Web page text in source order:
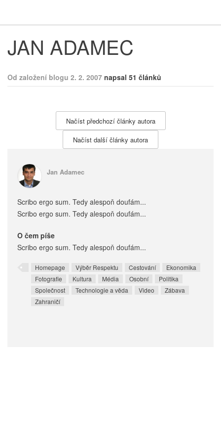
JAN ADAMEC
Od založení blogu 2. 2. 2007 napsal 51 článků
Načíst předchozí články autora
Načíst další články autora
Jan Adamec
Scribo ergo sum. Tedy alespoň doufám...
Scribo ergo sum. Tedy alespoň doufám...
O čem píše
Scribo ergo sum. Tedy alespoň doufám...
Homepage Výběr Respektu Cestování
Ekonomika
Fotografie
Kultura Média Osobní
Politika
Společnost
Technologie a věda Video
Zábava
Zahraničí